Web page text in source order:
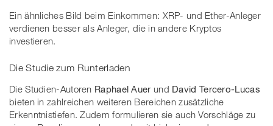
Ein ähnliches Bild beim Einkommen: XRP- und Ether-Anleger
verdienen besser als Anleger, die in andere Kryptos
investieren.
Die Studie zum Runterladen
Die Studien-Autoren Raphael Auer und David Tercero-Lucas
bieten in zahlreichen weiteren Bereichen zusätzliche
Erkenntnistiefen. Zudem formulieren sie auch Vorschläge zu